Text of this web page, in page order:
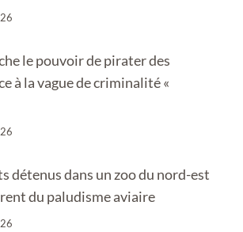
le pouvoir de pirater des
à la vague de criminalité «
détenus dans un zoo du nord-est
du paludisme aviaire